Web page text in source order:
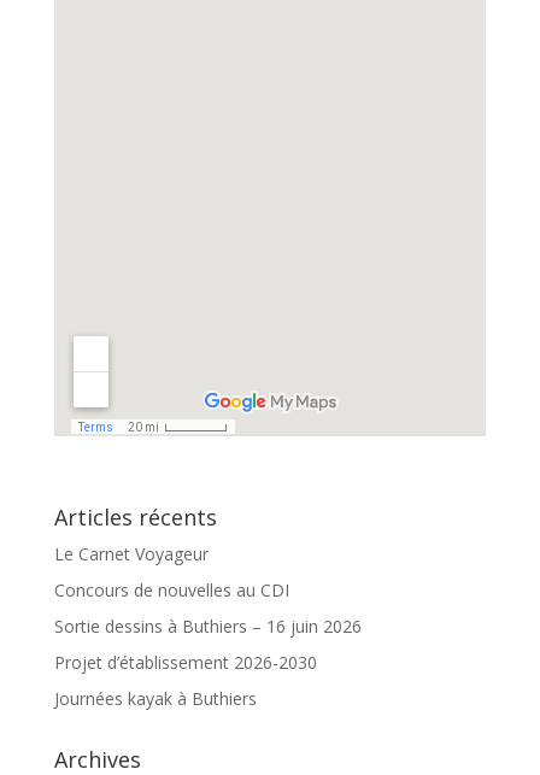
Articles récents
Le Carnet Voyageur
Concours de nouvelles au CDI
Sortie dessins à Buthiers – 16 juin 2026
Projet d’établissement 2026-2030
Journées kayak à Buthiers
Archives